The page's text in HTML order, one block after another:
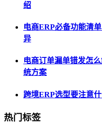
绍
电商ERP必备功能清
异
电商订单漏单错发怎
统方案
跨境ERP选型要注意
热门标签